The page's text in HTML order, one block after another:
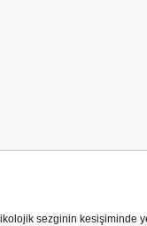
sezginin kesişiminde